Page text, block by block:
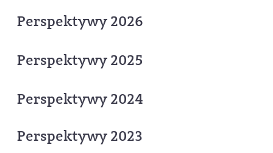
Perspektywy 2026
Perspektywy 2025
Perspektywy 2024
Perspektywy 2023